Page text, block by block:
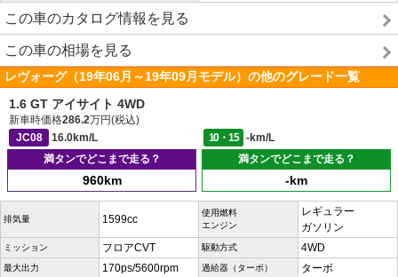
この車のカタログ情報を見る
この車の相場を見る
レヴォーグ（19年06月～19年09月モデル）の他のグレード一覧
1.6 GT アイサイト 4WD
新車時価格286.2万円(税込)
JC08
16.0km/L 10・15
-km/L
満タンでどこまで走る？
960km
満タンでどこまで走る？
-km
排気量 1599cc
使用燃料
エンジン
レギュラー
ガソリン
ミッション フロアCVT 駆動方式 4WD
最大出力 170ps/5600rpm 過給器（ターボ） ターボ